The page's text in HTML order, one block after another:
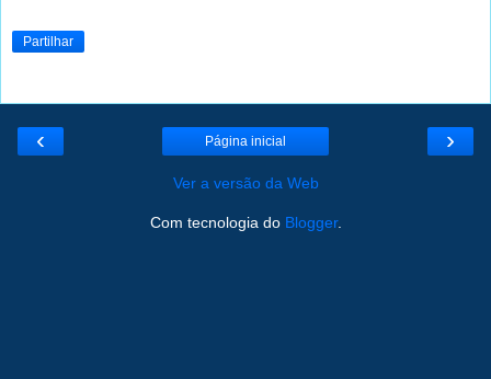
Partilhar
‹ ›
Página inicial
Ver a versão da Web
Com tecnologia do Blogger.